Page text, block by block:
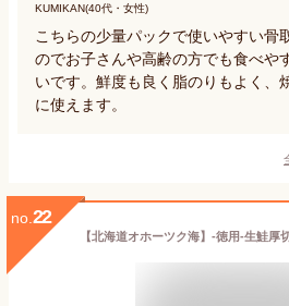
KUMIKAN(40代・女性)
こちらの少量パックで使いやすい骨
のでお子さんや高齢の方でも食べや
いです。鮮度も良く脂のりもよく、
に使えます。
no. 22